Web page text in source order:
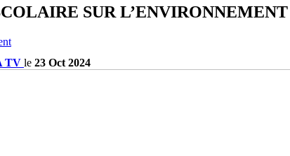
SUR
TV le 23 Oct 2024